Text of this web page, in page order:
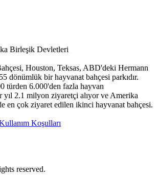
Birleşik Devletleri
Houston, Teksas, ABD'deki Hermann
dönümlük bir hayvanat bahçesi parkıdır.
türden 6.000'den fazla hayvan
yıl 2.1 milyon ziyaretçi alıyor ve Amerika
en çok ziyaret edilen ikinci hayvanat bahçesi.
Koşulları
reserved.